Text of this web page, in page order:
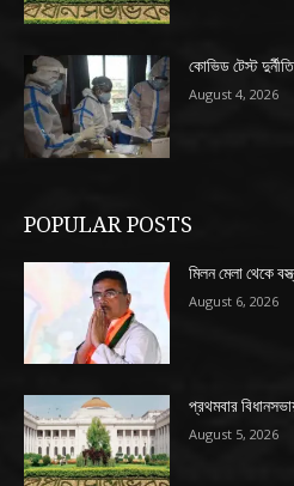
কোভিড টেস্ট
August 4, 2026
POPULAR POSTS
মিলন মেলা থেকে
August 6, 2026
প্রথমবার
August 5, 2026